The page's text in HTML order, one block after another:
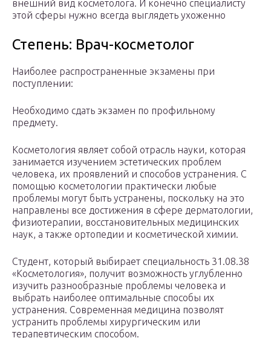
внешний вид косметолога. И конечно специалисту
этой сферы нужно всегда выглядеть ухоженно
Степень: Врач-косметолог
Наиболее распространенные экзамены при
поступлении:
Необходимо сдать экзамен по профильному
предмету.
Косметология являет собой отрасль науки, которая
занимается изучением эстетических проблем
человека, их проявлений и способов устранения. С
помощью косметологии практически любые
проблемы могут быть устранены, поскольку на это
направлены все достижения в сфере дерматологии,
физиотерапии, восстановительных медицинских
наук, а также ортопедии и косметической химии.
Студент, который выбирает специальность 31.08.38
«Косметология», получит возможность углубленно
изучить разнообразные проблемы человека и
выбрать наиболее оптимальные способы их
устранения. Современная медицина позволят
устранить проблемы хирургическим или
терапевтическим способом.